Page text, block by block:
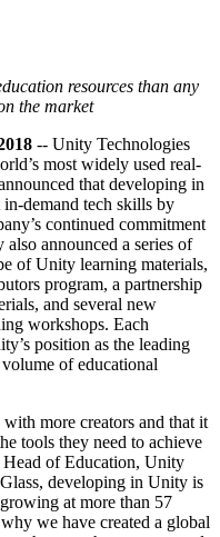
mobiles
avec Unity
avec Unity
en voiture
initiés
monde entier
institution
resources than any
the market
-- Unity Technologies
most widely used real-
that developing in
demand tech skills by
continued commitment
announced a series of
of Unity learning materials,
program, a partnership
and several new
workshops. Each
position as the leading
of educational
more creators and that it
tools they need to achieve
Head of Education, Unity
developing in Unity is
at more than 57
we have created a global